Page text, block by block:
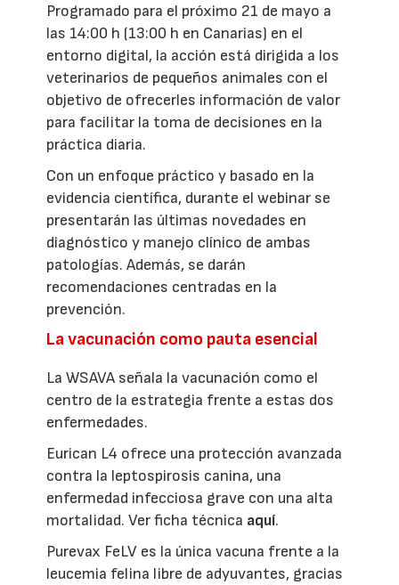
Programado para el próximo 21 de mayo a
las 14:00 h (13:00 h en Canarias) en el
entorno digital, la acción está dirigida a los
veterinarios de pequeños animales con el
objetivo de ofrecerles información de valor
para facilitar la toma de decisiones en la
práctica diaria.
Con un enfoque práctico y basado en la
evidencia científica, durante el webinar se
presentarán las últimas novedades en
diagnóstico y manejo clínico de ambas
patologías. Además, se darán
recomendaciones centradas en la
prevención.
La vacunación como pauta esencial
La WSAVA señala la vacunación como el
centro de la estrategia frente a estas dos
enfermedades.
Eurican L4 ofrece una protección avanzada
contra la leptospirosis canina, una
enfermedad infecciosa grave con una alta
mortalidad. Ver ficha técnica aquí.
Purevax FeLV es la única vacuna frente a la
leucemia felina libre de adyuvantes, gracias